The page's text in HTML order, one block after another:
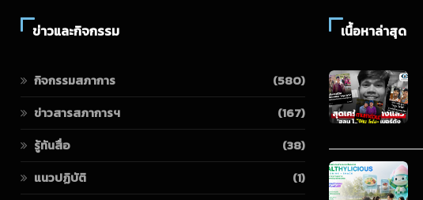
ข่าวและกิจกรรม
กิจกรรมสภาการ
(580)
ข่าวสารสภาการฯ
(167)
รู้ทันสื่อ
(38)
แนวปฏิบัติ
(1)
เนื้อหาล่าสุด